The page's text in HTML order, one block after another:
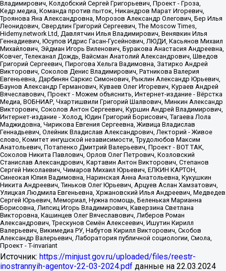
Источник: https://minjust.gov.ru/uploaded/files/reestr-
inostrannyih-agentov-22-03-2024.pdf данные на 22.03.2024